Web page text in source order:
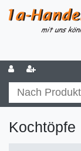
Kochtöpfe